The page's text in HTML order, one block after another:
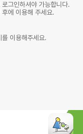
그인하셔야 가능합니다.
에 이용해 주세요.
이용해주세요.